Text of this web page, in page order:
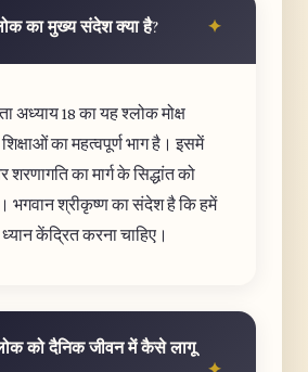
का मुख्य संदेश क्या है?
अध्याय 18 का यह श्लोक मोक्ष
का महत्वपूर्ण भाग है। इसमें
शरणागति का मार्ग के सिद्धांत को
भगवान श्रीकृष्ण का संदेश है कि हमें
केंद्रित करना चाहिए।
को दैनिक जीवन में कैसे लागू